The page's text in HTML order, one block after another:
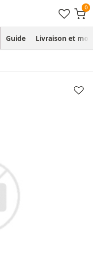
Guide Livraison et